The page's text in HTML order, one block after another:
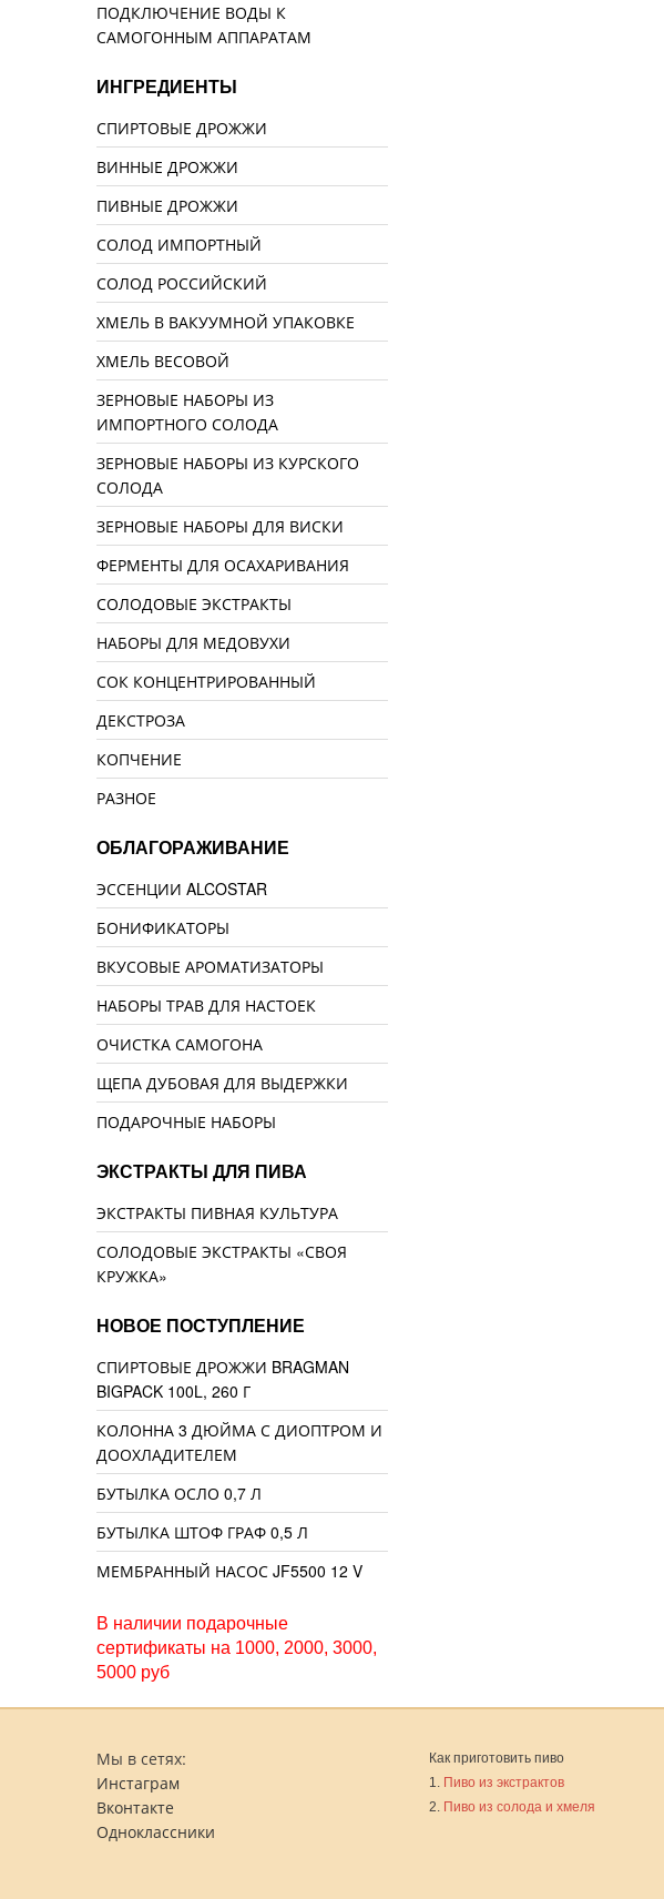
ПОДКЛЮЧЕНИЕ ВОДЫ К
САМОГОННЫМ АППАРАТАМ
ИНГРЕДИЕНТЫ
СПИРТОВЫЕ ДРОЖЖИ
ВИННЫЕ ДРОЖЖИ
ПИВНЫЕ ДРОЖЖИ
СОЛОД ИМПОРТНЫЙ
СОЛОД РОССИЙСКИЙ
ХМЕЛЬ В ВАКУУМНОЙ УПАКОВКЕ
ХМЕЛЬ ВЕСОВОЙ
ЗЕРНОВЫЕ НАБОРЫ ИЗ
ИМПОРТНОГО СОЛОДА
ЗЕРНОВЫЕ НАБОРЫ ИЗ КУРСКОГО
СОЛОДА
ЗЕРНОВЫЕ НАБОРЫ ДЛЯ ВИСКИ
ФЕРМЕНТЫ ДЛЯ ОСАХАРИВАНИЯ
СОЛОДОВЫЕ ЭКСТРАКТЫ
НАБОРЫ ДЛЯ МЕДОВУХИ
СОК КОНЦЕНТРИРОВАННЫЙ
ДЕКСТРОЗА
КОПЧЕНИЕ
РАЗНОЕ
ОБЛАГОРАЖИВАНИЕ
ЭССЕНЦИИ ALCOSTAR
БОНИФИКАТОРЫ
ВКУСОВЫЕ АРОМАТИЗАТОРЫ
НАБОРЫ ТРАВ ДЛЯ НАСТОЕК
ОЧИСТКА САМОГОНА
ЩЕПА ДУБОВАЯ ДЛЯ ВЫДЕРЖКИ
ПОДАРОЧНЫЕ НАБОРЫ
ЭКСТРАКТЫ ДЛЯ ПИВА
ЭКСТРАКТЫ ПИВНАЯ КУЛЬТУРА
СОЛОДОВЫЕ ЭКСТРАКТЫ «СВОЯ
КРУЖКА»
НОВОЕ ПОСТУПЛЕНИЕ
СПИРТОВЫЕ ДРОЖЖИ BRAGMAN
BIGPACK 100L, 260 Г
КОЛОННА 3 ДЮЙМА С ДИОПТРОМ И
ДООХЛАДИТЕЛЕМ
БУТЫЛКА ОСЛО 0,7 Л
БУТЫЛКА ШТОФ ГРАФ 0,5 Л
МЕМБРАННЫЙ НАСОС JF5500 12 V
В наличии подарочные
сертификаты на 1000, 2000, 3000,
5000 руб
Мы в сетях:
Инстаграм
Вконтакте
Одноклассники
Как приготовить пиво
1. Пиво из экстрактов
2. Пиво из солода и хмеля